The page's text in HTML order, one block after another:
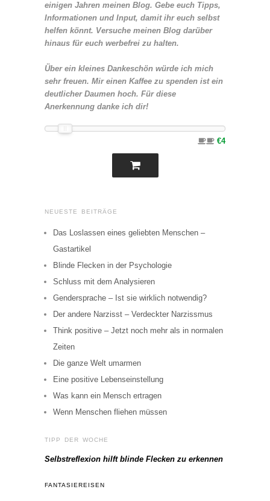
einigen Jahren meinen Blog. Gebe euch Tipps,
Informationen und Input, damit ihr euch selbst
helfen könnt. Versuche meinen Blog darüber
hinaus für euch werbefrei zu halten.
Über ein kleines Dankeschön würde ich mich
sehr freuen. Mir einen Kaffee zu spenden ist ein
deutlicher Daumen hoch. Für diese
Anerkennung danke ich dir!
€4
NEUESTE BEITRÄGE
Das Loslassen eines geliebten Menschen –
Gastartikel
Blinde Flecken in der Psychologie
Schluss mit dem Analysieren
Gendersprache – Ist sie wirklich notwendig?
Der andere Narzisst – Verdeckter Narzissmus
Think positive – Jetzt noch mehr als in normalen
Zeiten
Die ganze Welt umarmen
Eine positive Lebenseinstellung
Was kann ein Mensch ertragen
Wenn Menschen fliehen müssen
TIPP DER WOCHE
Selbstreflexion hilft blinde Flecken zu erkennen
FANTASIEREISEN